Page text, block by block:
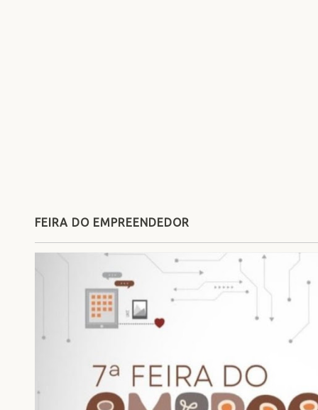
FEIRA DO EMPREENDEDOR